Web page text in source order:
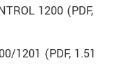
1200 (PDF,
1201 (PDF, 1.51